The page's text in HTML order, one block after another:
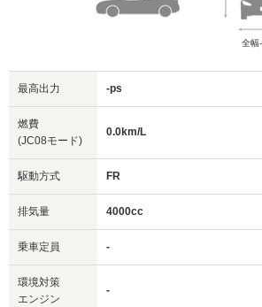
全幅
最高出力 -ps
燃費
(JC08モード)
0.0km/L
駆動方式 FR
排気量 4000cc
乗車定員 -
環境対策
エンジン
-